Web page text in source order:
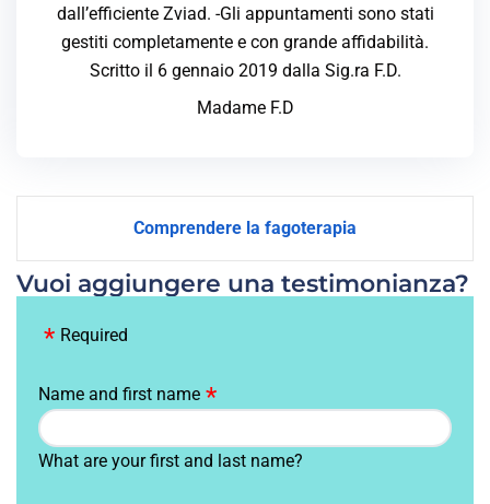
dall’efficiente Zviad. -Gli appuntamenti sono stati
gestiti completamente e con grande affidabilità.
Scritto il 6 gennaio 2019 dalla Sig.ra F.D.
Madame F.D
Comprendere la fagoterapia
Vuoi aggiungere una testimonianza?
Required
Name and first name
What are your first and last name?